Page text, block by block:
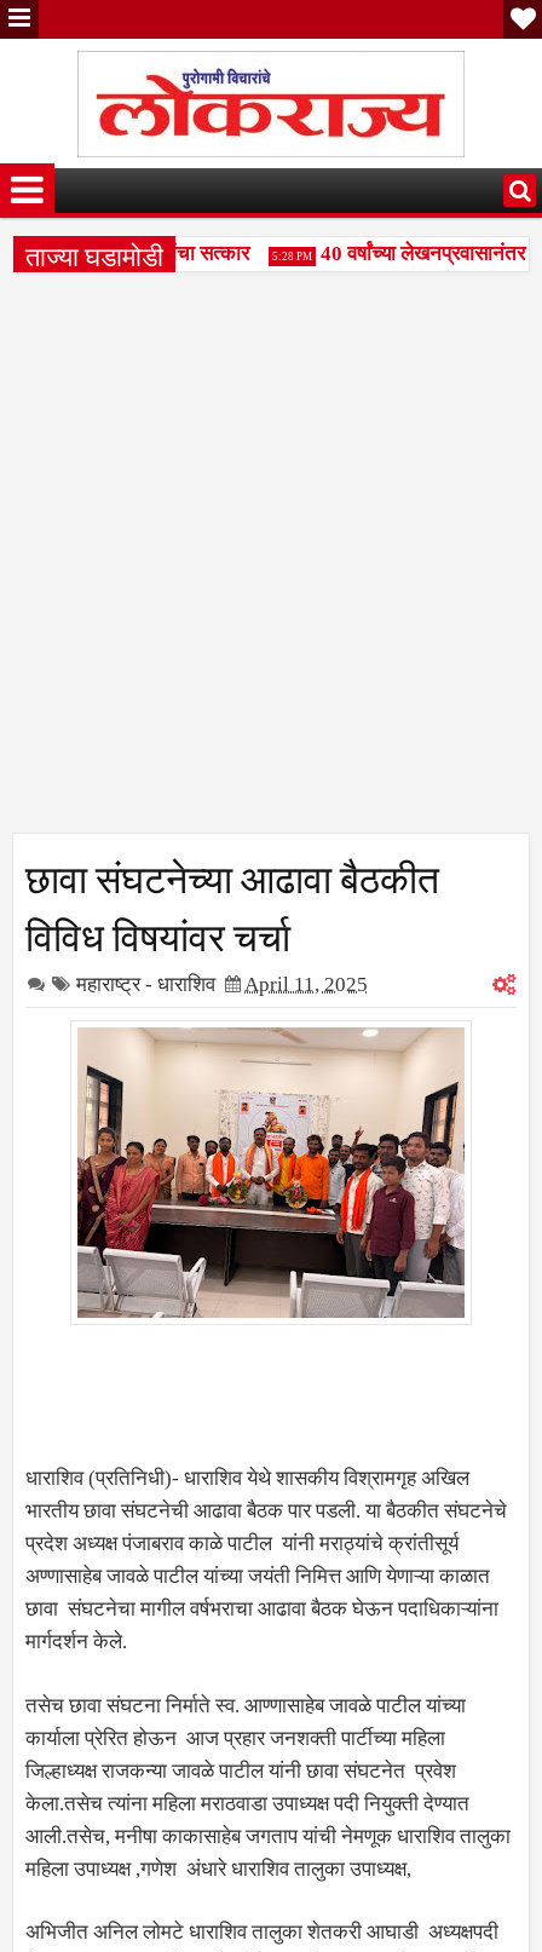
ताज्या घडामोडी
पाटील दुधगावकर यांचा सत्कार 5:28 PM
40 वर्षांच्या लेखनप्रवासानंतर
छावा संघटनेच्या आढावा बैठकीत
विविध विषयांवर चर्चा
महाराष्ट्र - धाराशिव April 11, 2025
धाराशिव (प्रतिनिधी)- धाराशिव येथे शासकीय विश्रामगृह अखिल
भारतीय छावा संघटनेची आढावा बैठक पार पडली. या बैठकीत संघटनेचे
प्रदेश अध्यक्ष पंजाबराव काळे पाटील यांनी मराठ्यांचे क्रांतीसूर्य
अण्णासाहेब जावळे पाटील यांच्या जयंती निमित्त आणि येणाऱ्या काळात
छावा संघटनेचा मागील वर्षभराचा आढावा बैठक घेऊन पदाधिकाऱ्यांना
मार्गदर्शन केले.
तसेच छावा संघटना निर्माते स्व. आण्णासाहेब जावळे पाटील यांच्या
कार्याला प्रेरित होऊन आज प्रहार जनशक्ती पार्टीच्या महिला
जिल्हाध्यक्ष राजकन्या जावळे पाटील यांनी छावा संघटनेत प्रवेश
केला.तसेच त्यांना महिला मराठवाडा उपाध्यक्ष पदी नियुक्ती देण्यात
आली.तसेच, मनीषा काकासाहेब जगताप यांची नेमणूक धाराशिव तालुका
महिला उपाध्यक्ष ,गणेश अंधारे धाराशिव तालुका उपाध्यक्ष,
अभिजीत अनिल लोमटे धाराशिव तालुका शेतकरी आघाडी अध्यक्षपदी